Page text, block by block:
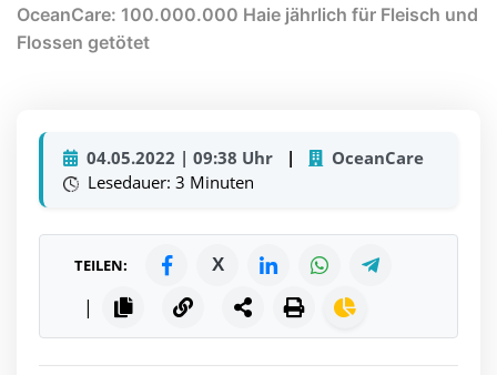
OceanCare: 100.000.000 Haie jährlich für Fleisch und
Flossen getötet
04.05.2022 | 09:38 Uhr |
OceanCare
Lesedauer: 3 Minuten
TEILEN: X
|